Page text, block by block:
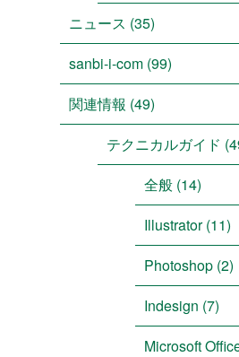
ニュース (35)
sanbi-i-com (99)
関連情報 (49)
テクニカルガイド
全般 (14)
Illustrator (11)
Photoshop (2)
Indesign (7)
Microsoft